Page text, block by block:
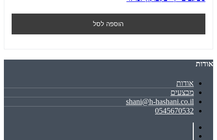
הוספה לסל
אודות
אודות
מבצעים
shani@h-hashani.co.il
0545670532